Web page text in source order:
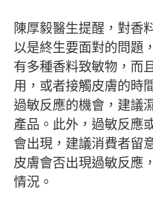
陳厚毅醫生提醒，對香
以是終生要面對的問題
有多種香料致敏物，而
用，或者接觸皮膚的時
過敏反應的機會，建議
產品。此外，過敏反應
會出現，建議消費者留
皮膚會否出現過敏反應
情況。